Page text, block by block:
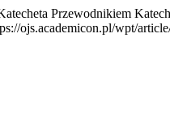
Przewodnikiem
ojs.academicon.pl/wpt/